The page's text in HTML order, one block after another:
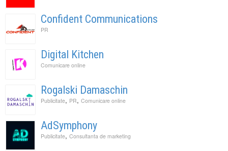
Confident Communications
PR
Digital Kitchen
Comunicare online
Rogalski Damaschin
Publicitate, PR, Comunicare online
AdSymphony
Publicitate, Consultanta de marketing